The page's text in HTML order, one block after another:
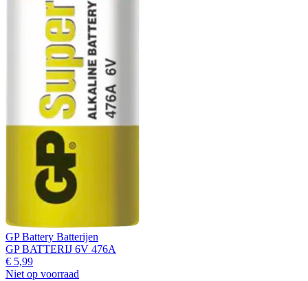
GP Battery Batterijen
GP BATTERIJ 6V 476A
€ 5,99
Niet op voorraad